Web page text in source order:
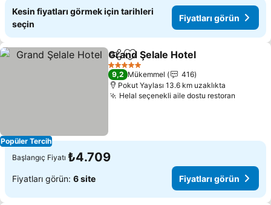
Kesin fiyatları görmek için tarihleri
seçin
Fiyatları görün
Popüler Tercih
PaylaşFavorilerime ekle
Grand Şelale Hotel
5 Yıldız
9,2 Mükemmel
416
Pokut Yaylası 13.6 km uzaklıkta
Helal seçenekli aile dostu restoran
Başlangıç Fiyatı ₺4.709
Fiyatları görün: 6 site Fiyatları görün